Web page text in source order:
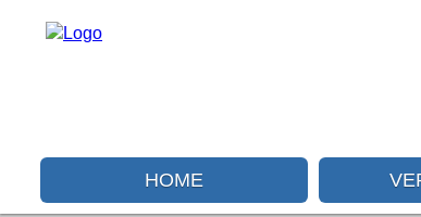
HOME